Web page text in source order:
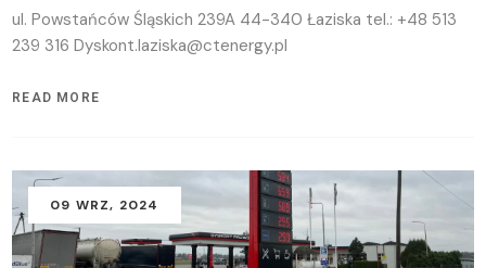
ul. Powstańców Śląskich 239A 44-340 Łaziska tel.: +48 513
239 316 Dyskont.laziska@ctenergy.pl
READ MORE
09 WRZ, 2024